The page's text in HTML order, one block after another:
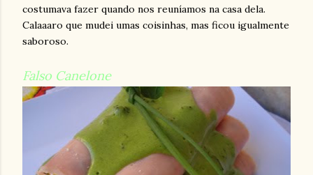
costumava fazer quando nos reuníamos na casa dela.
Calaaaro que mudei umas coisinhas, mas ficou igualmente
saboroso.
Falso Canelone